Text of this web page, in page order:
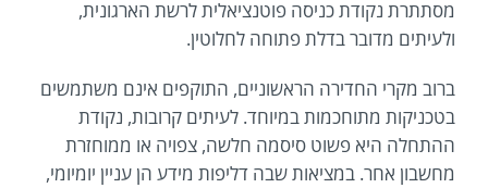
מסתתרת נקודת כניסה פוטנציאלית לרשת הארגונית,
ולעיתים מדובר בדלת פתוחה לחלוטין.
ברוב מקרי החדירה הראשוניים, התוקפים אינם משתמשים
בטכניקות מתוחכמות במיוחד. לעיתים קרובות, נקודת
ההתחלה היא פשוט סיסמה חלשה, צפויה או ממוחזרת
מחשבון אחר. במציאות שבה דליפות מידע הן עניין יומיומי,